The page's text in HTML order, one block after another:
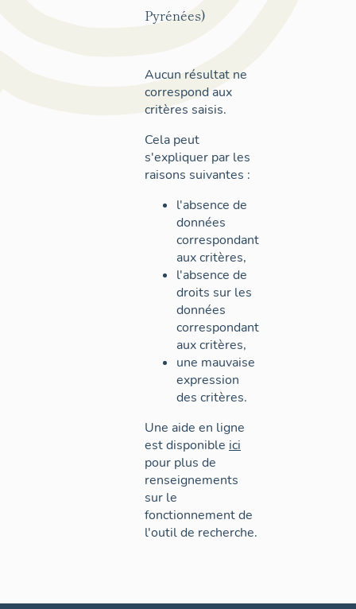
Pyrénées)
Aucun résultat ne
correspond aux
critères saisis.
Cela peut
s'expliquer par les
raisons suivantes :
l'absence de
données
correspondant
aux critères,
l'absence de
droits sur les
données
correspondant
aux critères,
une mauvaise
expression
des critères.
Une aide en ligne
est disponible ici
pour plus de
renseignements
sur le
fonctionnement de
l'outil de recherche.